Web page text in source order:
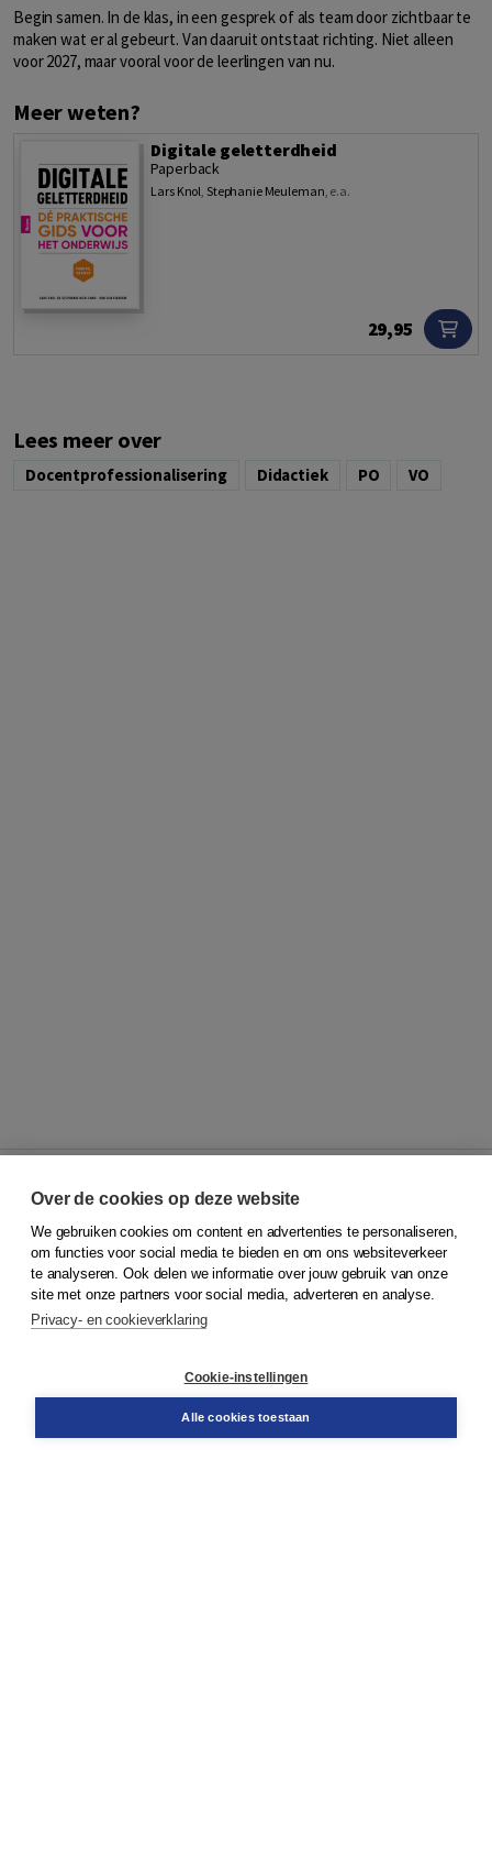
Begin samen. In de klas, in een gesprek of als team door zichtbaar te
maken wat er al gebeurt. Van daaruit ontstaat richting. Niet alleen
voor 2027, maar vooral voor de leerlingen van nu.
Meer weten?
Digitale geletterdheid
Lars Knol Stephanie Meuleman e.a.
Paperback
29,95
Lees meer over
Docentprofessionalisering Didactiek PO VO
© 2026Koninklijke Boom uitgevers
Klantenservice
Service & informatie
Contact
Over de cookies op deze website
We gebruiken cookies om content en advertenties te personaliseren,
om functies voor social media te bieden en om ons websiteverkeer
te analyseren. Ook delen we informatie over jouw gebruik van onze
site met onze partners voor social media, adverteren en analyse.
Privacy- en cookieverklaring
Cookie-instellingen
Alle cookies toestaan